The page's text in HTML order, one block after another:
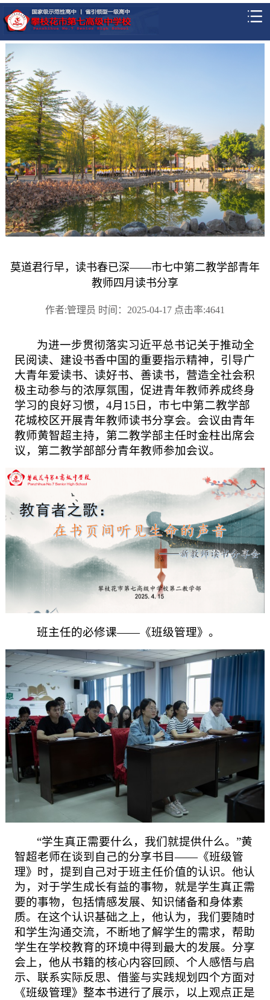
莫道君行早，读书春已深——市七中第二教学部青年
教师四月读书分享
作者:管理员 时间：2025-04-17 点击率:4641
为进一步贯彻落实习近平总书记关于推动全
民阅读、建设书香中国的重要指示精神，引导广
大青年爱读书、读好书、善读书，营造全社会积
极主动参与的浓厚氛围，促进青年教师养成终身
学习的良好习惯， 4月15日，市七中第二教学部
花城校区开展青年教师读书分享会。会议由青年
教师黄智超主持，第二教学部主任时金柱出席会
议，第二教学部部分青年教师参加会议。
班主任的必修课——《班级管理》。
“学生真正需要什么，我们就提供什么。”黄
智超老师在谈到自己的分享书目——《班级管
理》时，提到自己对于班主任价值的认识。他认
为，对于学生成长有益的事物，就是学生真正需
要的事物，包括情感发展、知识储备和身体素
质。在这个认识基础之上，他认为，我们要随时
和学生沟通交流，不断地了解学生的需求，帮助
学生在学校教育的环境中得到最大的发展。分享
会上，他从书籍的核心内容回顾、个人感悟与启
示、联系实际反思、借鉴与实践规划四个方面对
《班级管理》整本书进行了展示，以上观点正是